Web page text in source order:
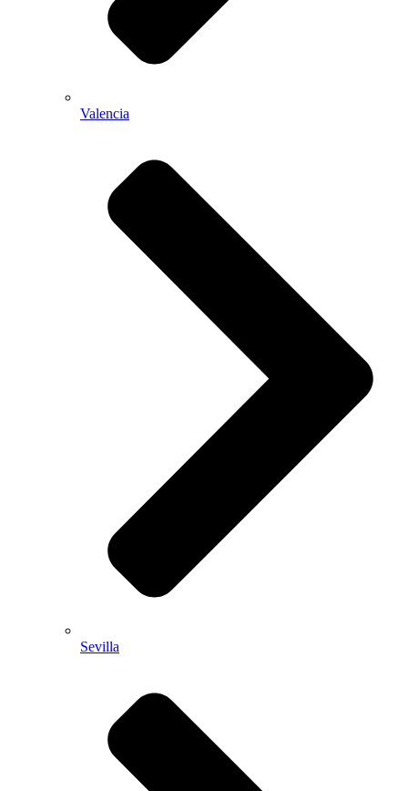
Valencia
Sevilla